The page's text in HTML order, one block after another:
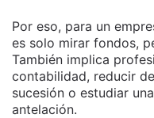
Por eso, para un
es solo mirar fondos,
También implica
contabilidad, reducir
sucesión o estudiar
antelación.